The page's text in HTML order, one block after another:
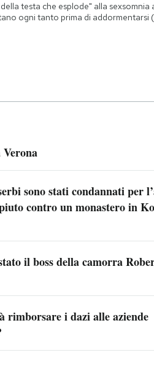
testa che esplode" alla sexsomnia
ogni tanto prima di addormentarsi
sono stati condannati per
contro un monastero in
il boss della camorra
rimborsare i dazi alle aziende